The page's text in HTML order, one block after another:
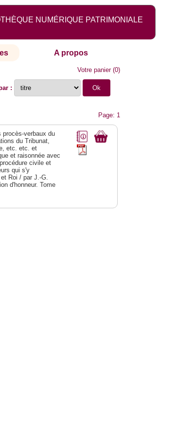
NUMÉRIQUE PATRIMONIALE
A propos
Votre panier(0)
:
Page: 1
procès-verbaux du
du Tribunat,
etc. etc. et
et raisonnée avec
civile et
qui s'y
Roi / par J.-G.
d'honneur. Tome